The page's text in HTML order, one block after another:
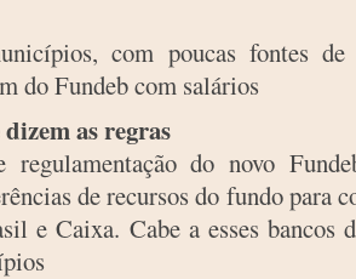
com poucas fontes
do Fundeb com salários
as regras
regulamentação do novo
de recursos do fundo para
e Caixa. Cabe a esses bancos